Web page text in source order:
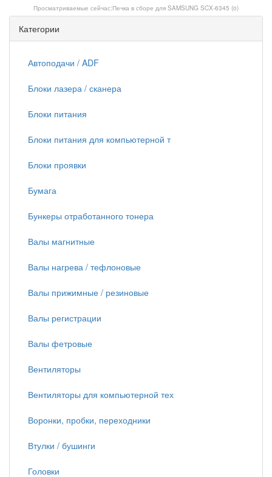
Просматриваемые сейчас:Печка в сборе для SAMSUNG SCX-6345 (o)
Категории
Автоподачи / ADF
Блоки лазера / сканера
Блоки питания
Блоки питания для компьютерной т
Блоки проявки
Бумага
Бункеры отработанного тонера
Валы магнитные
Валы нагрева / тефлоновые
Валы прижимные / резиновые
Валы регистрации
Валы фетровые
Вентиляторы
Вентиляторы для компьютерной тех
Воронки, пробки, переходники
Втулки / бушинги
Головки